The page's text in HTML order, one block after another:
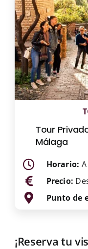
Tour
Málaga
Horario:
Precio:
Punto de
¡Reserva tu